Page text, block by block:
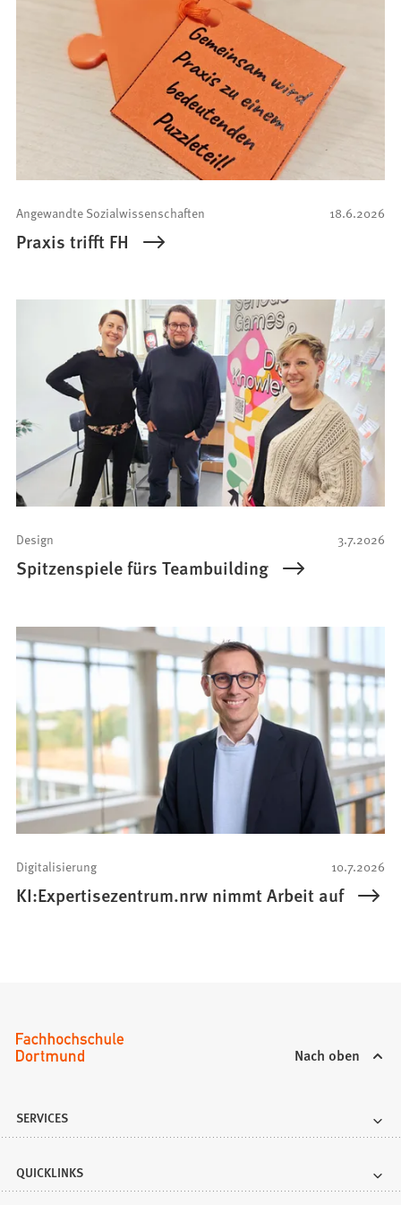
18.6.2026
Angewandte Sozialwissenschaften
Praxis trifft FH
3.7.2026
Design
Spitzenspiele fürs Teambuilding
10.7.2026
Digitalisierung
KI:Expertisezentrum.nrw nimmt Arbeit auf
Nach oben
SERVICES
QUICKLINKS